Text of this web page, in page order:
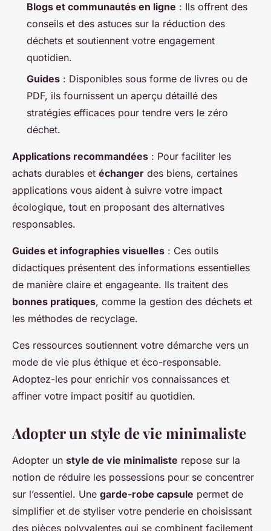
Blogs et communautés en ligne : Ils offrent des
conseils et des astuces sur la réduction des
déchets et soutiennent votre engagement
quotidien.
Guides : Disponibles sous forme de livres ou de
PDF, ils fournissent un aperçu détaillé des
stratégies efficaces pour tendre vers le zéro
déchet.
Applications recommandées : Pour faciliter les
achats durables et échanger des biens, certaines
applications vous aident à suivre votre impact
écologique, tout en proposant des alternatives
responsables.
Guides et infographies visuelles : Ces outils
didactiques présentent des informations essentielles
de manière claire et engageante. Ils traitent des
bonnes pratiques, comme la gestion des déchets et
les méthodes de recyclage.
Ces ressources soutiennent votre démarche vers un
mode de vie plus éthique et éco-responsable.
Adoptez-les pour enrichir vos connaissances et
affiner votre impact positif au quotidien.
Adopter un style de vie minimaliste
Adopter un style de vie minimaliste repose sur la
notion de réduire les possessions pour se concentrer
sur l’essentiel. Une garde-robe capsule permet de
simplifier et de styliser votre penderie en choisissant
des pièces polyvalentes qui se combinent facilement